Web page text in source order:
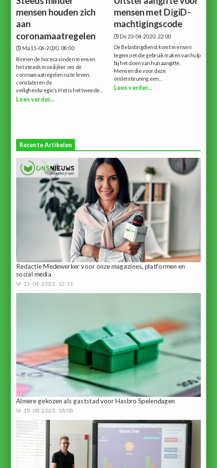
mensen houden zich
aan
coronamaatregelen
Ma 15-06-2020, 08:00
Binnen de horeca vinden mensen
het steeds moeilijker om de
coronamaatregelen na te leven,
constateren de
veiligheidsregio's.Het is het tweede...
Lees verder...
mensen met DigiD-
machtigingscode
Do 23-04-2020, 22:00
De Belastingdienst komt mensen
tegemoet die gebruik maken van hulp
bij het doen van hun aangifte.
Mensen die voor deze
ondersteuning een...
Lees verder...
Recente Artikelen
Redactie Medewerker voor onze magazines, platformen en
social media
Vr 15-04-2022, 12:11
Almere gekozen als gaststad voor Hasbro Spelendagen
Vr 18-08-2023, 18:08